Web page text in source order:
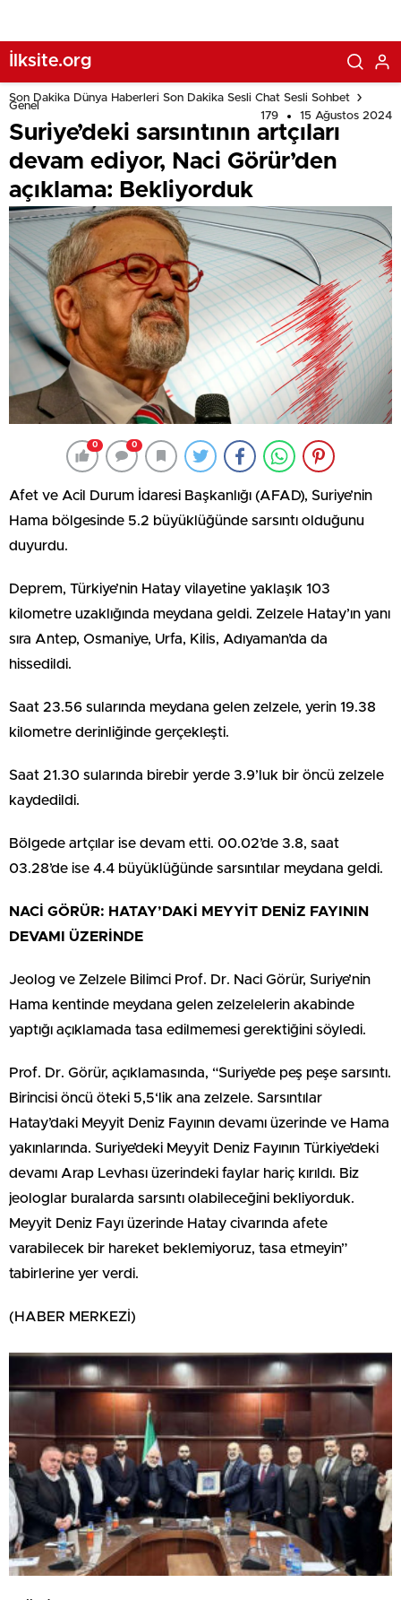
İlksite.org
Son Dakika Dünya Haberleri Son Dakika Sesli Chat Sesli Sohbet
Genel
179
15 Ağustos 2024
Suriye’deki sarsıntının artçıları
devam ediyor, Naci Görür’den
açıklama: Bekliyorduk
0 0
Afet ve Acil Durum İdaresi Başkanlığı (AFAD), Suriye’nin
Hama bölgesinde 5.2 büyüklüğünde sarsıntı olduğunu
duyurdu.
Deprem, Türkiye’nin Hatay vilayetine yaklaşık 103
kilometre uzaklığında meydana geldi. Zelzele Hatay’ın yanı
sıra Antep, Osmaniye, Urfa, Kilis, Adıyaman’da da
hissedildi.
Saat 23.56 sularında meydana gelen zelzele, yerin 19.38
kilometre derinliğinde gerçekleşti.
Saat 21.30 sularında birebir yerde 3.9’luk bir öncü zelzele
kaydedildi.
Bölgede artçılar ise devam etti. 00.02’de 3.8, saat
03.28’de ise 4.4 büyüklüğünde sarsıntılar meydana geldi.
NACİ GÖRÜR: HATAY’DAKİ MEYYİT DENİZ FAYININ
DEVAMI ÜZERİNDE
Jeolog ve Zelzele Bilimci Prof. Dr. Naci Görür, Suriye’nin
Hama kentinde meydana gelen zelzelelerin akabinde
yaptığı açıklamada tasa edilmemesi gerektiğini söyledi.
Prof. Dr. Görür, açıklamasında, “Suriye’de peş peşe sarsıntı.
Birincisi öncü öteki 5,5‘lik ana zelzele. Sarsıntılar
Hatay’daki Meyyit Deniz Fayının devamı üzerinde ve Hama
yakınlarında. Suriye’deki Meyyit Deniz Fayının Türkiye’deki
devamı Arap Levhası üzerindeki faylar hariç kırıldı. Biz
jeologlar buralarda sarsıntı olabileceğini bekliyorduk.
Meyyit Deniz Fayı üzerinde Hatay civarında afete
varabilecek bir hareket beklemiyoruz, tasa etmeyin”
tabirlerine yer verdi.
(HABER MERKEZİ)